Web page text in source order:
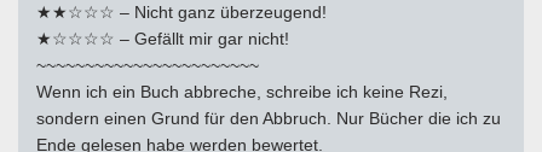
★★☆☆☆ – Nicht ganz überzeugend!
★☆☆☆☆ – Gefällt mir gar nicht!
~~~~~~~~~~~~~~~~~~~~~~~
Wenn ich ein Buch abbreche, schreibe ich keine Rezi,
sondern einen Grund für den Abbruch. Nur Bücher die ich zu
Ende gelesen habe werden bewertet.